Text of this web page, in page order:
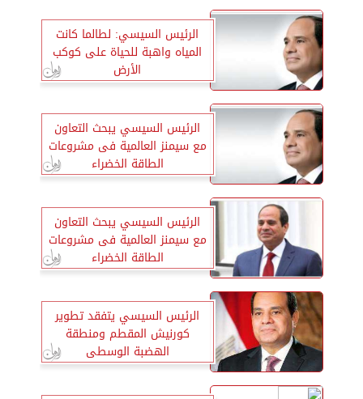
الرئيس السيسي: لطالما كانت
المياه واهبة للحياة على كوكب
الأرض
الرئيس السيسي يبحث التعاون
مع سيمنز العالمية فى مشروعات
الطاقة الخضراء
الرئيس السيسي يبحث التعاون
مع سيمنز العالمية فى مشروعات
الطاقة الخضراء
الرئيس السيسي يتفقد تطوير
كورنيش المقطم ومنطقة
الهضبة الوسطى